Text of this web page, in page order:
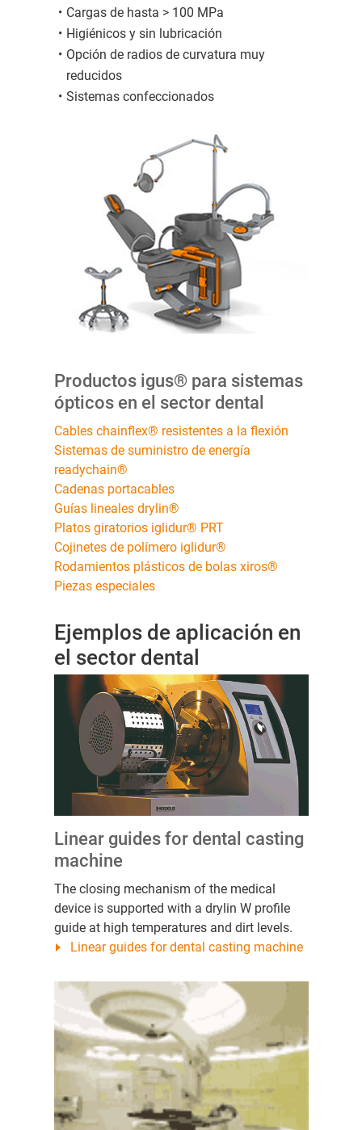
Cargas de hasta > 100 MPa
Higiénicos y sin lubricación
Opción de radios de curvatura muy
reducidos
Sistemas confeccionados
Productos igus® para sistemas
ópticos en el sector dental
Cables chainflex® resistentes a la flexión
Sistemas de suministro de energía
readychain®
Cadenas portacables
Guías lineales drylin®
Platos giratorios iglidur® PRT
Cojinetes de polímero iglidur®
Rodamientos plásticos de bolas xiros®
Piezas especiales
Ejemplos de aplicación en
el sector dental
Linear guides for dental casting
machine
The closing mechanism of the medical
device is supported with a drylin W profile
guide at high temperatures and dirt levels.
Linear guides for dental casting machine